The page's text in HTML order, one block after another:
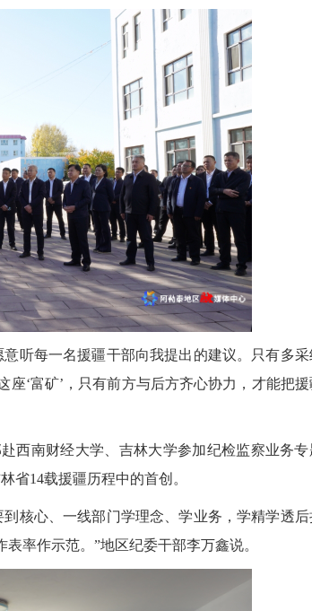
听每一名援疆干部向我提出的建议。只有多采
‘富矿’，只有前方与后方齐心协力，才能把
南财经大学、吉林大学参加纪检监察业务专
省14载援疆历程中的首创。
核心、一线部门学理念、学业务，学精学透后
率作示范。”地区纪委干部李万鑫说。